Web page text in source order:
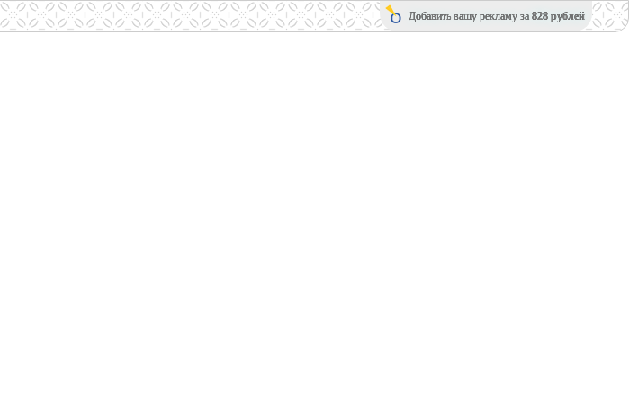
Добавить вашу рекламу за 828 рублей